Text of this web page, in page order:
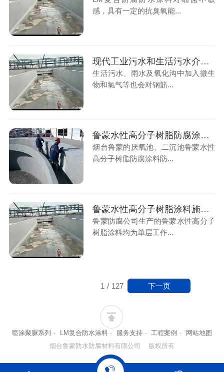
感，具有一定的抗臭氧能...
现代工业污水和生活污水介质对混凝土构筑物腐蚀的防护
生活污水、雨水及氧化沟中加入微生
物和氯气等也会对钢筋...
鲁蒙水性高分子树脂防腐涂料防腐防水涂料施工厌氧池、二沉池
烟台鲁蒙的厌氧池、二沉池鲁蒙水性
高分子树脂防腐涂料防...
鲁蒙水性高分子树脂涂料施工后的涂层能减少混凝土微细裂纹造成的渗漏腐蚀
鲁蒙防腐公司生产的鲁蒙水性高分子
树脂涂料均为单层工作...
1 / 127 下一页
喷涂聚脲系列 · LM复合防水涂料 · 服务支持 · 工程案例 ·
网站地图
烟台鲁蒙防水防腐材料有限公司 版权所有